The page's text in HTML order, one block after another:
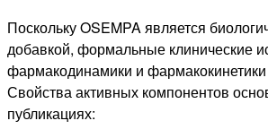
Поскольку OSEMPA является
добавкой, формальные клинические
фармакодинамики и
Свойства активных компонентов
публикациях: